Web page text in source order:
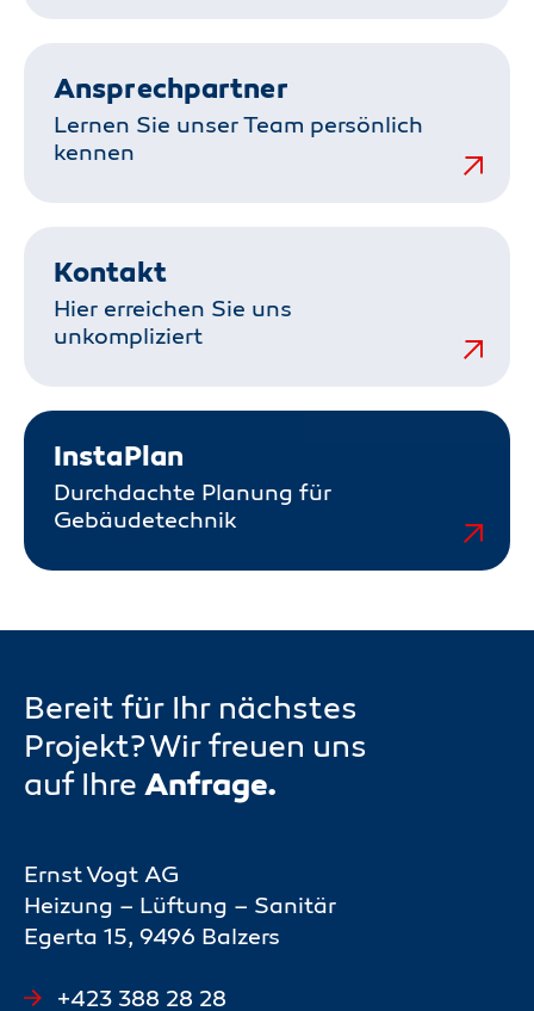
Ansprechpartner
Lernen Sie unser Team persönlich
kennen
Kontakt
Hier erreichen Sie uns
unkompliziert
InstaPlan
Durchdachte Planung für
Gebäudetechnik
Bereit für Ihr nächstes
Projekt? Wir freuen uns
auf Ihre Anfrage.
Ernst Vogt AG
Heizung – Lüftung – Sanitär
Egerta 15, 9496 Balzers
+423 388 28 28